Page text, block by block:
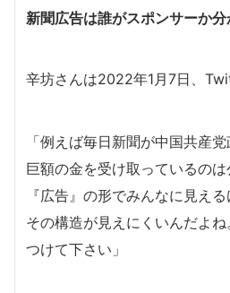
新聞広告は誰がスポンサーか
辛坊さんは2022年1月7日、
「例えば毎日新聞が中国共産
巨額の金を受け取っているの
『広告 』 の形でみんなに見える
その構造が見えにくいんだよ
つけて下さい」